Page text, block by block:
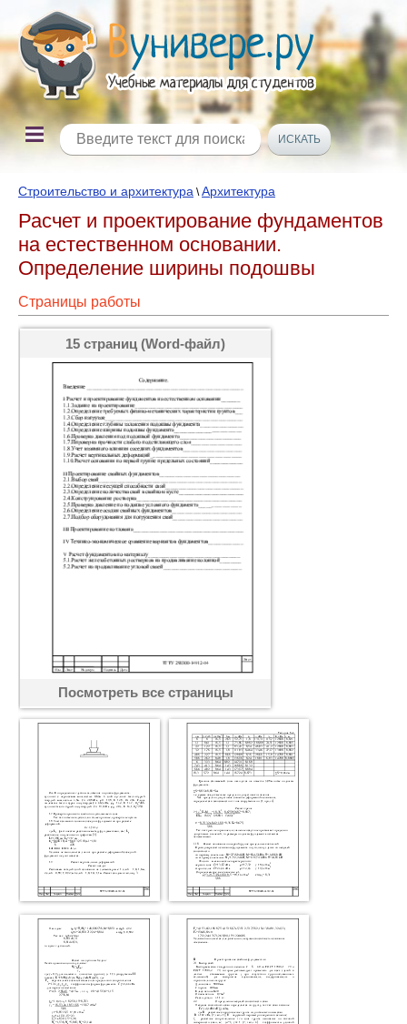
Строительство и архитектура \Архитектура
Расчет и проектирование фундаментов
на естественном основании.
Определение ширины подошвы
Страницы работы
15 страниц (Word-файл)
Посмотреть все страницы